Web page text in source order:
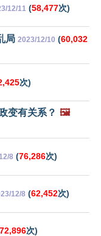
12/11 (58,477次)
局 2023/12/10 (60,032
次)
变有关系？ 🖼️
8 (76,286次)
12/8 (62,452次)
72,896次)